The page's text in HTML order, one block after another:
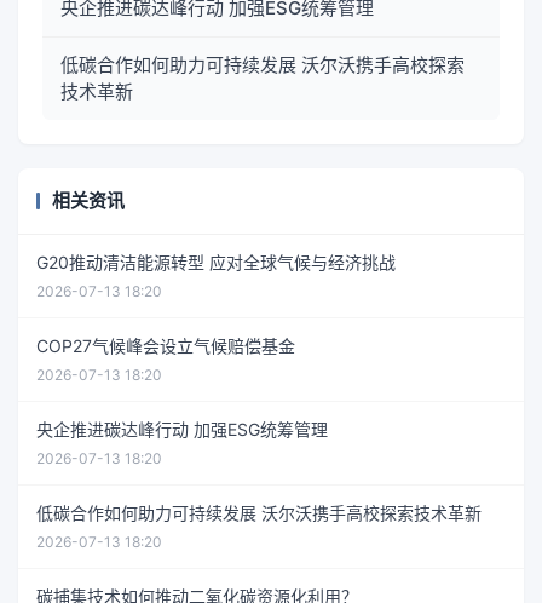
央企推进碳达峰行动 加强ESG统筹管理
低碳合作如何助力可持续发展 沃尔沃携手高校探索
技术革新
相关资讯
G20推动清洁能源转型 应对全球气候与经济挑战
2026-07-13 18:20
COP27气候峰会设立气候赔偿基金
2026-07-13 18:20
央企推进碳达峰行动 加强ESG统筹管理
2026-07-13 18:20
低碳合作如何助力可持续发展 沃尔沃携手高校探索技术革新
2026-07-13 18:20
碳捕集技术如何推动二氧化碳资源化利用？